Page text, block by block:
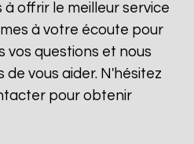
offrir le meilleur service
à votre écoute pour
vos questions et nous
vous aider. N'hésitez
pour obtenir